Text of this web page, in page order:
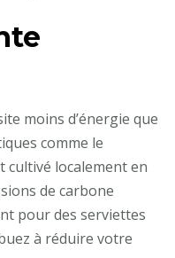
moins d’énergie que
comme le
cultivé localement en
de carbone
pour des serviettes
à réduire votre